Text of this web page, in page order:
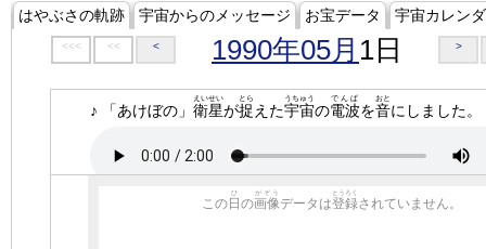
はやぶさの軌跡 宇宙からのメッセージ お宝データ 宇宙カレン
<<< << < 1990年05月 1日 >
♪ 「あけぼの」 衛星
えいせい
が捉
とら
えた宇宙
うちゅう
の電波
でんぱ
を音
おと
にしました。
この 日
ひ
の画像
がぞう
データは登録
とうろく
されていません。